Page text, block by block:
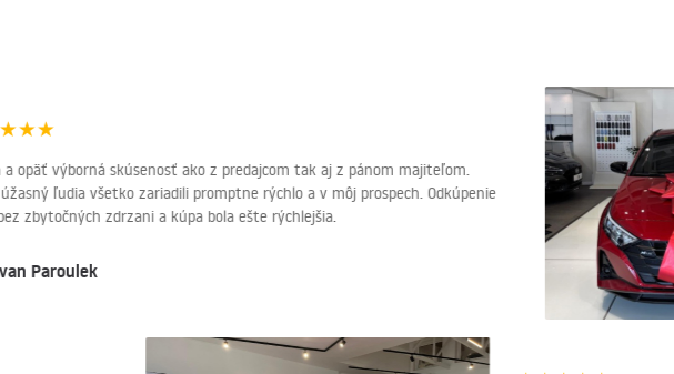
výborná skúsenosť ako z predajcom tak aj z pánom majiteľom.
ľudia všetko zariadili promptne rýchlo a v môj prospech. Odkúpenie
zdrzani a kúpa bola ešte rýchlejšia.